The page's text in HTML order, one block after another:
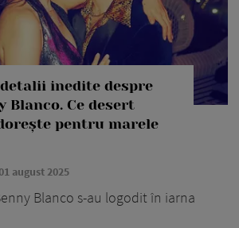
detalii inedite despre
Blanco. Ce desert
pentru marele
august 2025
Blanco s-au logodit în iarna